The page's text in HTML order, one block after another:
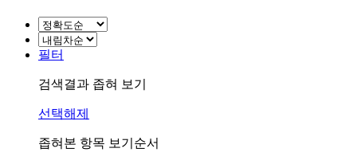
필터
검색결과 좁혀 보기
선택해제
좁혀본 항목 보기순서